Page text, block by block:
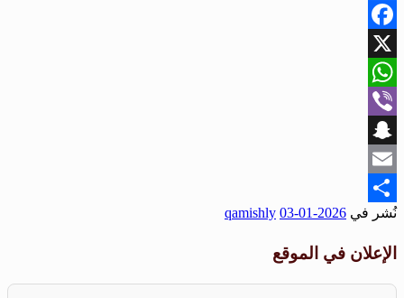
Facebook
X
WhatsApp
Viber
Snapchat
Email
Share
نُشر في 2026-01-03
qamishly
الإعلان في الموقع